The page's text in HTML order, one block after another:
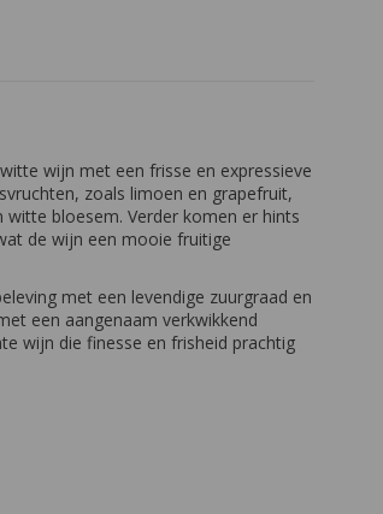
wijn met een frisse en expressieve
zoals limoen en grapefruit,
bloesem. Verder komen er hints
de wijn een mooie fruitige
met een levendige zuurgraad en
een aangenaam verkwikkend
wijn die finesse en frisheid prachtig